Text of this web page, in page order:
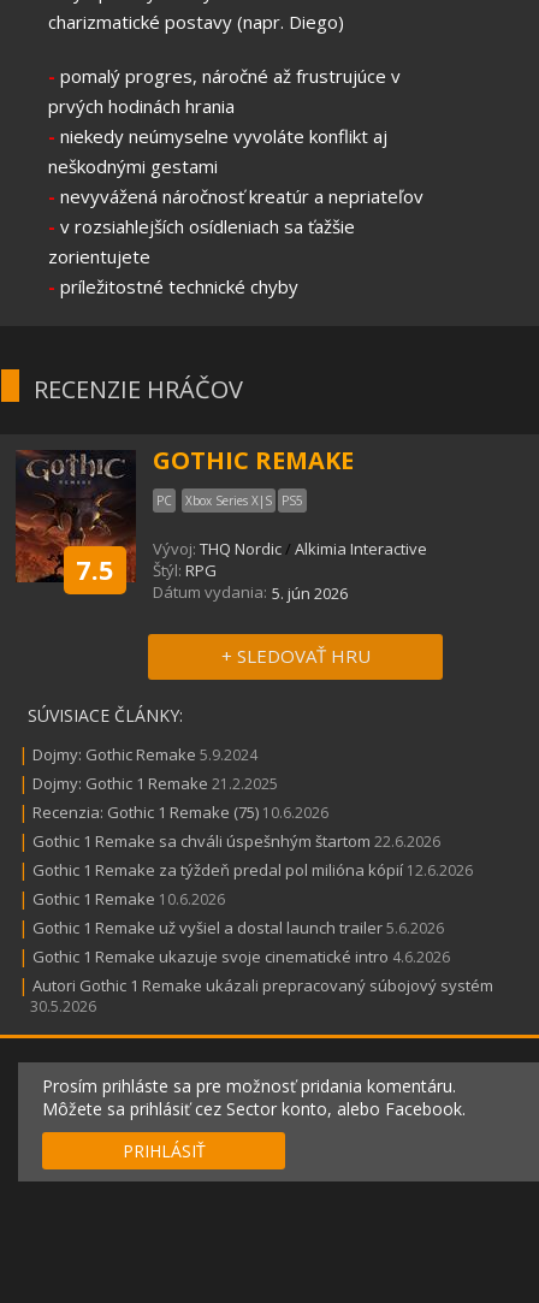
charizmatické postavy (napr. Diego)
- pomalý progres, náročné až frustrujúce v
prvých hodinách hrania
- niekedy neúmyselne vyvoláte konflikt aj
neškodnými gestami
- nevyvážená náročnosť kreatúr a nepriateľov
- v rozsiahlejších osídleniach sa ťažšie
zorientujete
- príležitostné technické chyby
RECENZIE HRÁČOV
7.5
GOTHIC REMAKE
PC Xbox Series X|S PS5
Vývoj: THQ Nordic/ Alkimia Interactive
Štýl: RPG
Dátum vydania: 5. jún 2026
+ SLEDOVAŤ HRU
SÚVISIACE ČLÁNKY:
| Dojmy: Gothic Remake 5.9.2024
| Dojmy: Gothic 1 Remake 21.2.2025
| Recenzia: Gothic 1 Remake (75) 10.6.2026
| Gothic 1 Remake sa chváli úspešnhým štartom 22.6.2026
| Gothic 1 Remake za týždeň predal pol milióna kópií 12.6.2026
| Gothic 1 Remake 10.6.2026
| Gothic 1 Remake už vyšiel a dostal launch trailer5.6.2026
| Gothic 1 Remake ukazuje svoje cinematické intro 4.6.2026
| Autori Gothic 1 Remake ukázali prepracovaný súbojový systém
30.5.2026
Prosím prihláste sa pre možnosť pridania komentáru.
Môžete sa prihlásiť cez Sector konto, alebo Facebook.
PRIHLÁSIŤ